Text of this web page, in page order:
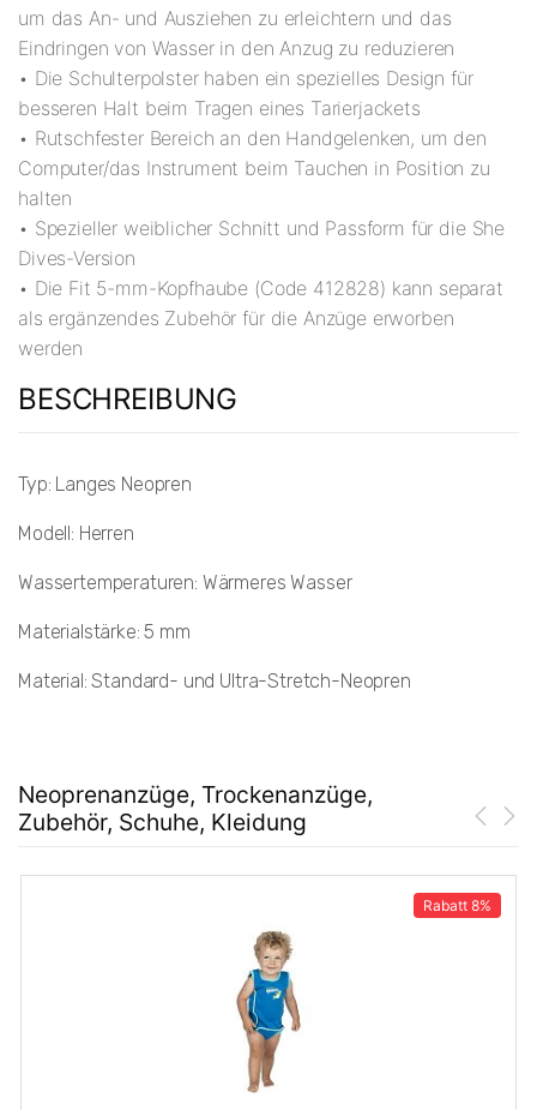
um das An- und Ausziehen zu erleichtern und das
Eindringen von Wasser in den Anzug zu reduzieren
• Die Schulterpolster haben ein spezielles Design für
besseren Halt beim Tragen eines Tarierjackets
• Rutschfester Bereich an den Handgelenken, um den
Computer/das Instrument beim Tauchen in Position zu
halten
• Spezieller weiblicher Schnitt und Passform für die She
Dives-Version
• Die Fit 5-mm-Kopfhaube (Code 412828) kann separat
als ergänzendes Zubehör für die Anzüge erworben
werden
BESCHREIBUNG
Typ: Langes Neopren
Modell: Herren
Wassertemperaturen: Wärmeres Wasser
Materialstärke: 5 mm
Material: Standard- und Ultra-Stretch-Neopren
Neoprenanzüge, Trockenanzüge,
Zubehör, Schuhe, Kleidung
Rabatt 8%